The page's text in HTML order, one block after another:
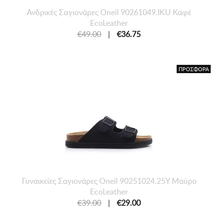
Ανδρικές Σαγιονάρες Oneil 90261049.IKU Καφέ
EcoLeather
€49.00
| €36.75
ΠΡΟΣΦΟΡΑ
Γυναικείες Σαγιονάρες Oneil 90251024.25Y Μαύρο
EcoLeather
€39.00
| €29.00